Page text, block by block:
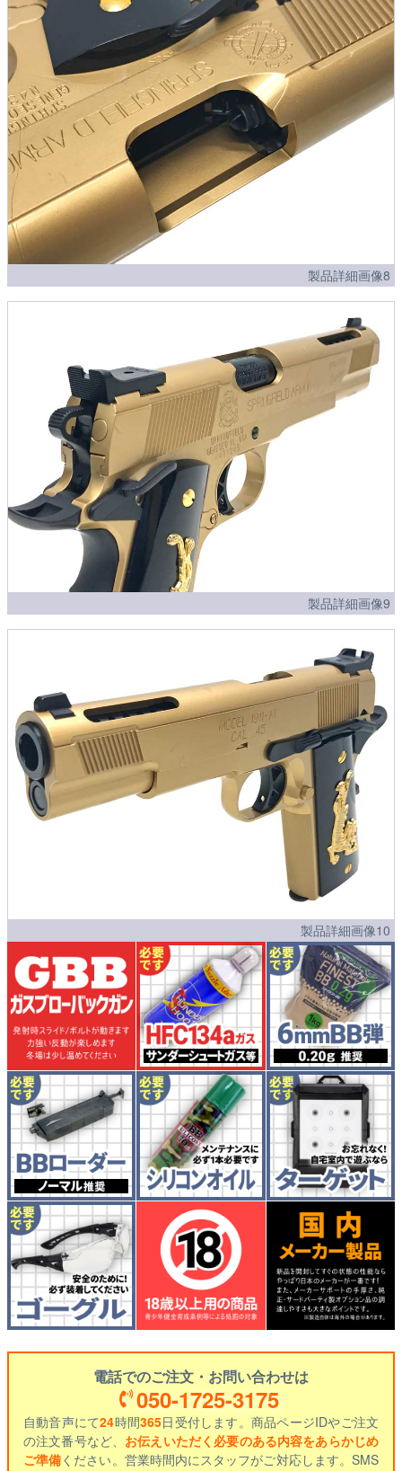
製品詳細画像8
製品詳細画像9
製品詳細画像10
電話でのご注文・お問い合わせは
050-1725-3175
自動音声にて24時間365日受付します。商品ページIDやご注文
の注文番号など、 お伝えいただく必要のある内容をあらかじめ
ご準備ください。営業時間内にスタッフがご対応します。SMS